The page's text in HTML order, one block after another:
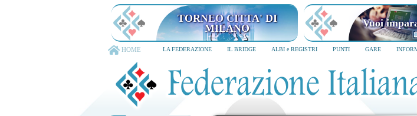
TORNEO CITTA' DI
MILANO
Vuoi
HOME LA FEDERAZIONE IL BRIDGE ALBI e REGISTRI PUNTI GARE